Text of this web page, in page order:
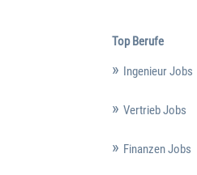
Top Berufe
Ingenieur Jobs
Vertrieb Jobs
Finanzen Jobs